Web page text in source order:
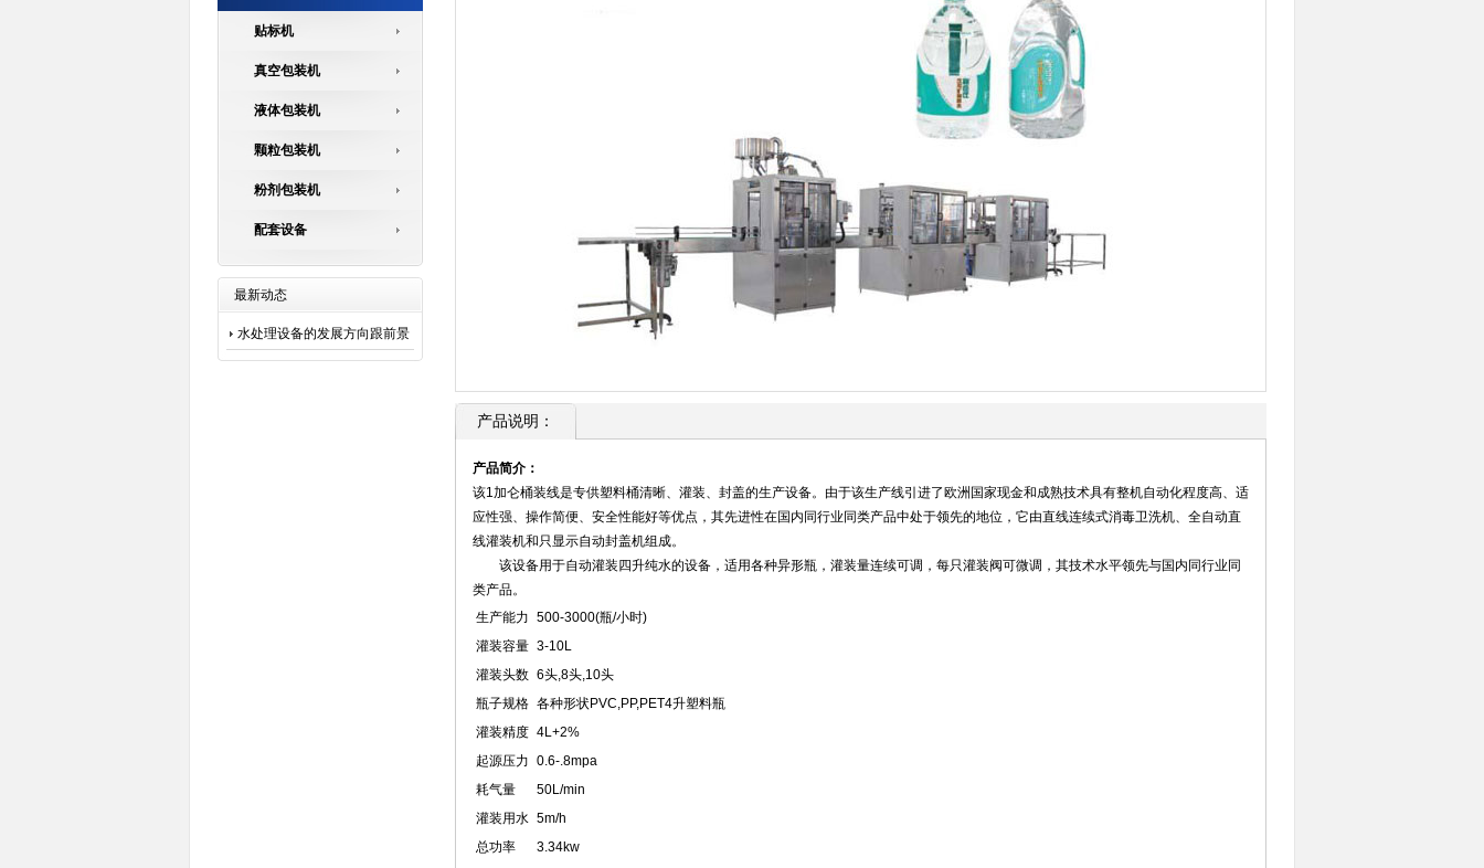
贴标机
真空包装机
液体包装机
颗粒包装机
粉剂包装机
配套设备
最新动态
水处理设备的发展方向跟前景
产品说明：
产品简介：
该1加仑桶装线是专供塑料桶清晰、灌装、封盖的生产设备。由于该生产线引进了欧洲国家现金和成熟技术具有整机自动化程度高、适
应性强、操作简便、安全性能好等优点，其先进性在国内同行业同类产品中处于领先的地位，它由直线连续式消毒卫洗机、全自动直
线灌装机和只显示自动封盖机组成。
该设备用于自动灌装四升纯水的设备，适用各种异形瓶，灌装量连续可调，每只灌装阀可微调，其技术水平领先与国内同行业同
类产品。
生产能力 500-3000(瓶/小时)
灌装容量 3-10L
灌装头数 6头,8头,10头
瓶子规格 各种形状PVC,PP,PET4升塑料瓶
灌装精度 4L+2%
起源压力 0.6-.8mpa
耗气量
50L/min
灌装用水 5m/h
总功率
3.34kw